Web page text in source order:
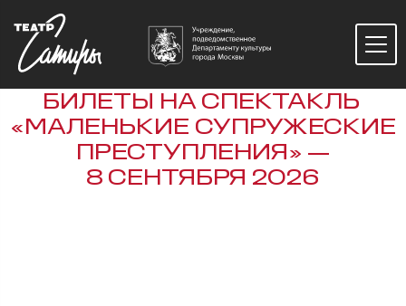
БИЛЕТЫ НА СПЕКТАКЛЬ
«МАЛЕНЬКИЕ СУПРУЖЕСКИЕ
ПРЕСТУПЛЕНИЯ» —
8 СЕНТЯБРЯ 2026